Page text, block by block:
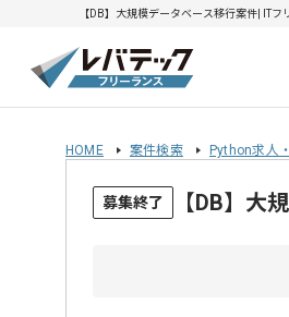
【DB】大規模データベース移行案件| IT
HOME 案件検索 Python求人
募集終了 【DB】大